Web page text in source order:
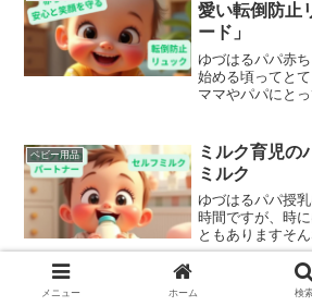
愛い転倒防止
ード」
ゆづはるパパ赤
始める頃ってと
ママやパパにと
ュック ベビー
紹介したいと思
ベビー用品
ミルク育児
ミルク
ゆづはるパパ授
時間ですが、時
ともありますそ
乳クッションで
の使用するメリ
したいと思いま
ベビー用品
振り向かなく
メニュー ホーム 検